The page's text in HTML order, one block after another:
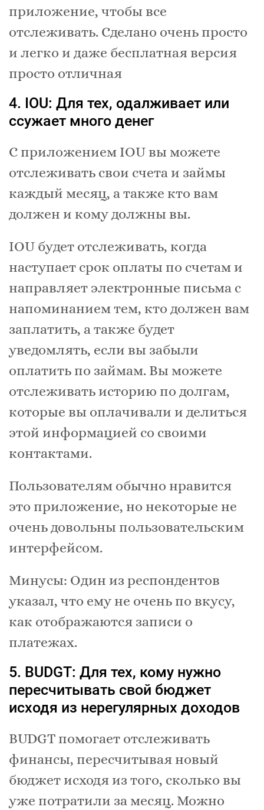
приложение, чтобы все
отслеживать. Сделано очень просто
и легко и даже бесплатная версия
просто отличная
4. IOU: Для тех, одалживает или
ссужает много денег
С приложением IOU вы можете
отслеживать свои счета и займы
каждый месяц, а также кто вам
должен и кому должны вы.
IOU будет отслеживать, когда
наступает срок оплаты по счетам и
направляет электронные письма с
напоминанием тем, кто должен вам
заплатить, а также будет
уведомлять, если вы забыли
оплатить по займам. Вы можете
отслеживать историю по долгам,
которые вы оплачивали и делиться
этой информацией со своими
контактами.
Пользователям обычно нравится
это приложение, но некоторые не
очень довольны пользовательским
интерфейсом.
Минусы: Один из респондентов
указал, что ему не очень по вкусу,
как отображаются записи о
платежах.
5. BUDGT: Для тех, кому нужно
пересчитывать свой бюджет
исходя из нерегулярных доходов
BUDGT помогает отслеживать
финансы, пересчитывая новый
бюджет исходя из того, сколько вы
уже потратили за месяц. Можно